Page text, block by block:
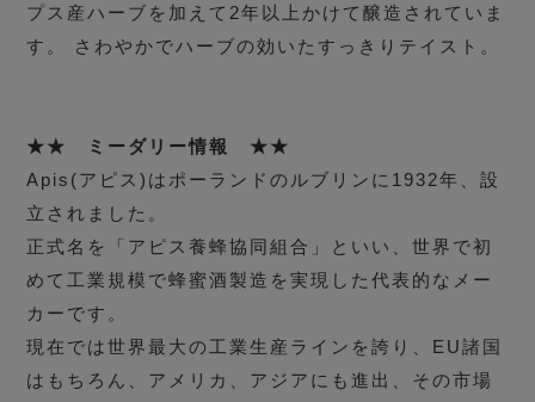
プス産ハーブを加えて2年以上かけて醸造されていま
す。 さわやかでハーブの効いたすっきりテイスト。
★★ ミーダリー情報 ★★
Apis(アピス)はポーランドのルブリンに1932年、設
立されました。
正式名を「アピス養蜂協同組合」といい、世界で初
めて工業規模で蜂蜜酒製造を実現した代表的なメー
カーです。
現在では世界最大の工業生産ラインを誇り、EU諸国
はもちろん、アメリカ、アジアにも進出、その市場